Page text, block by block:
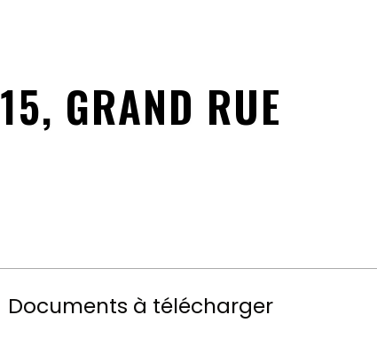
15, GRAND RUE
Documents à télécharger